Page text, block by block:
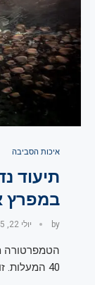
איכות הסביבה
תיעוד
במפרץ
by יולי 22, 2025
הטמפרטורה
40 המעלות. זו היא גם תקופת רבייה של מספר מינים …